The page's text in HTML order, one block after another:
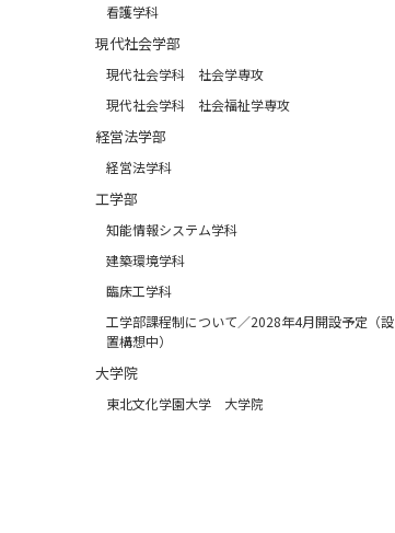
看護学科
現代社会学部
現代社会学科 社会学専攻
現代社会学科 社会福祉学専攻
経営法学部
経営法学科
工学部
知能情報システム学科
建築環境学科
臨床工学科
工学部課程制について／2028年4月開設予定（設
置構想中）
大学院
東北文化学園大学 大学院